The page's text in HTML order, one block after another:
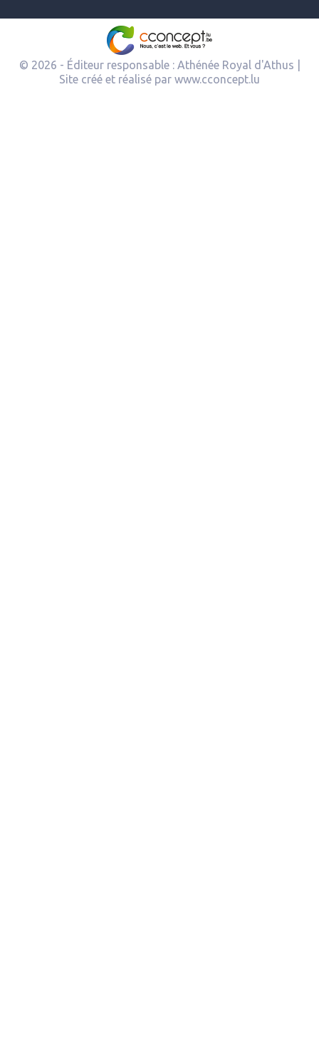
© 2026 - Éditeur responsable : Athénée Royal d'Athus |
Site créé et réalisé par www.cconcept.lu